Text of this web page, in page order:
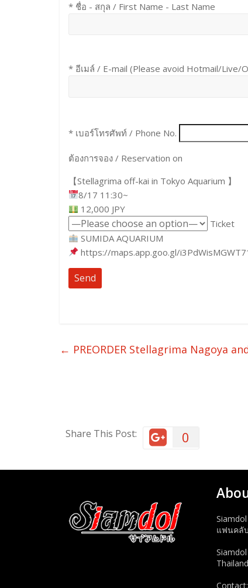
* ชื่อ - สกุล / First Name - Last Name
* อีเมล์ / E-mail (Please avoid Hotmail/Live/
* เบอร์โทรศัพท์ / Phone No.
ต้องการจอง / Reservation on
【Stellagrima off-kai in Tokyo Aquarium 】
8/17 11:30~
12,000 JPY
Ticket
SUMIDA AQUARIUM
https://maps.app.goo.gl/
← PREORDER Stellagrima Nagoya
Share This Post: 0
แฟนคลั
Thailand